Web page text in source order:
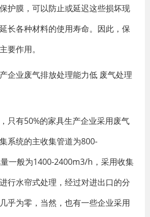
护膜，可以防止或延迟这些损坏现
长各种材料的使用寿命。因此，保
要作用。
企业废气排放处理能力低 废气处理
只有50%的家具生产企业采用废气
系统的主收集管道为800-
一般为1400-2400m3/h，采用收集
行水帘式处理，经过对进出口的分
乎为零，当然，也有一些企业采用